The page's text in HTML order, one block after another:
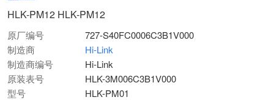
HLK-PM12 HLK-PM12
原厂编号
727-S40FC0006C3B1V000
制造商
Hi-Link
制造商编号
Hi-Link
原装表号
HLK-3M006C3B1V000
型号
HLK-PM01